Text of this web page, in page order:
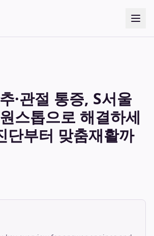
·관절 통증, S서울
스톱으로 해결하세
단부터 맞춤재활까